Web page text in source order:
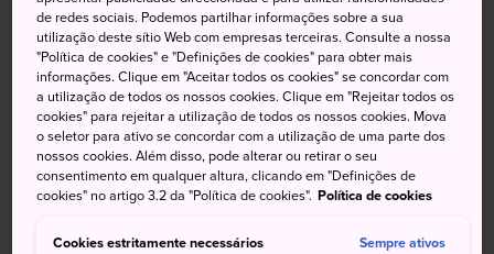
Admire as vistas a partir do topo do Monte
Nokogiri
Apanhe frutas na Vila Alemã de Tóquio
Como chegar
de redes sociais. Podemos partilhar informações sobre a sua
utilização deste sítio Web com empresas terceiras. Consulte a nossa
"Política de cookies" e "Definições de cookies" para obter mais
informações. Clique em "Aceitar todos os cookies" se concordar com
a utilização de todos os nossos cookies. Clique em "Rejeitar todos os
cookies" para rejeitar a utilização de todos os nossos cookies. Mova
o seletor para ativo se concordar com a utilização de uma parte dos
nossos cookies. Além disso, pode alterar ou retirar o seu
consentimento em qualquer altura, clicando em "Definições de
cookies" no artigo 3.2 da "Política de cookies". Política de cookies
Cookies estritamente necessários Sempre ativos